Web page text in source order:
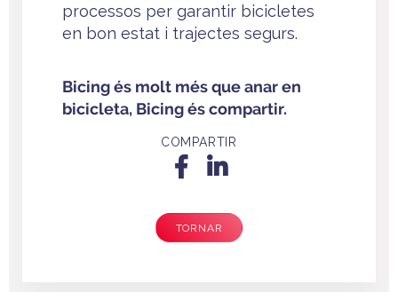
processos per garantir bicicletes
en bon estat i trajectes segurs.
Bicing és molt més que anar en
bicicleta, Bicing és compartir.
COMPARTIR
TORNAR